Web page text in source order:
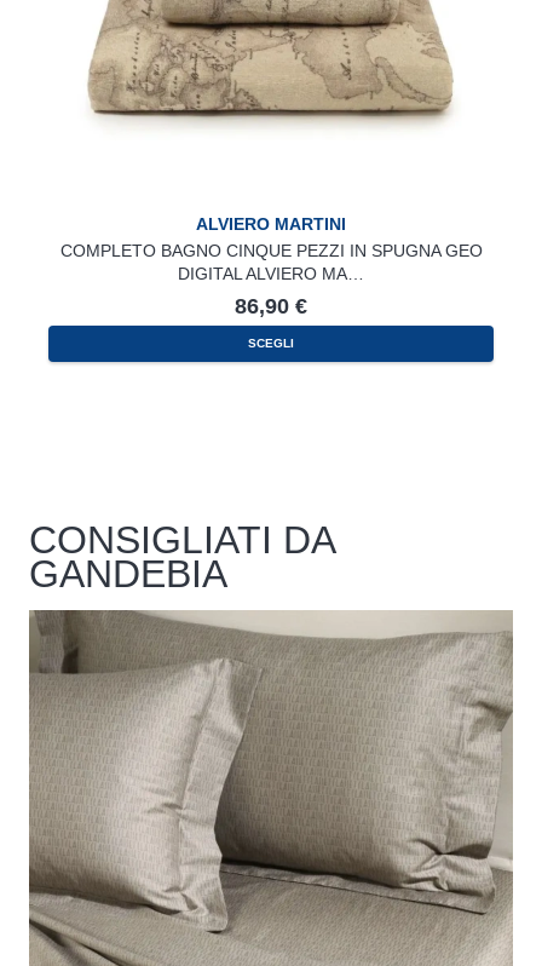
ALVIERO MARTINI
COMPLETO BAGNO CINQUE PEZZI IN SPUGNA GEO
DIGITAL ALVIERO MA…
86,90 €
SCEGLI
CONSIGLIATI DA
GANDEBIA